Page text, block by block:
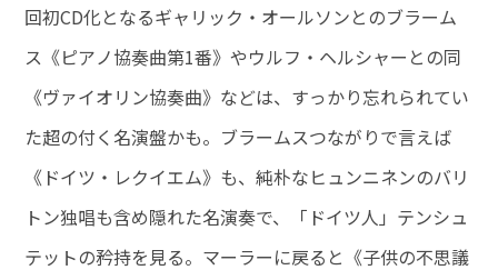
回初CD化となるギャリック・オールソンとのブラーム
ス《ピアノ協奏曲第1番》やウルフ・ヘルシャーとの同
《ヴァイオリン協奏曲》などは、すっかり忘れられてい
た超の付く名演盤かも。ブラームスつながりで言えば
《ドイツ・レクイエム》も、純朴なヒュンニネンのバリ
トン独唱も含め隠れた名演奏で、「ドイツ人」テンシュ
テットの矜持を見る。マーラーに戻ると《子供の不思議